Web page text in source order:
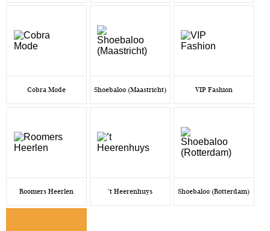
Cobra Mode Shoebaloo (Maastricht) VIP Fashion
Roomers Heerlen ’t Heerenhuys Shoebaloo (Rotterdam)